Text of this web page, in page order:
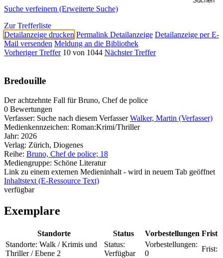
Suche verfeinern (Erweiterte Suche)
Zur Trefferliste
Detailanzeige drucken Permalink Detailanzeige Detailanzeige per E-
Mail versenden Meldung an die Bibliothek
Vorheriger Treffer 10 von 1044 Nächster Treffer
Bredouille
Der achtzehnte Fall für Bruno, Chef de police
0 Bewertungen
Verfasser: Suche nach diesem Verfasser Walker, Martin (Verfasser)
Medienkennzeichen: Roman:Krimi/Thriller
Jahr: 2026
Verlag: Zürich, Diogenes
Reihe: Bruno, Chef de police; 18
Mediengruppe: Schöne Literatur
Link zu einem externen Medieninhalt - wird in neuem Tab geöffnet
Inhaltstext (E-Ressource Text)
verfügbar
Exemplare
Standorte Status Vorbestellungen Frist
Standorte: Walk / Krimis und
Thriller / Ebene 2
Status:
Verfügbar
Vorbestellungen:
0
Frist: